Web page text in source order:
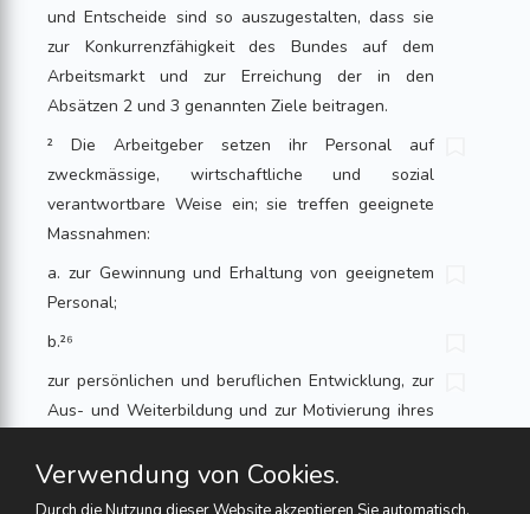
und Entscheide sind so auszugestalten, dass sie
zur Konkurrenzfähigkeit des Bundes auf dem
Arbeitsmarkt und zur Erreichung der in den
Absätzen 2 und 3 genannten Ziele beitragen.
² Die Arbeitgeber setzen ihr Personal auf
zweckmässige, wirtschaftliche und sozial
verantwortbare Weise ein; sie treffen geeignete
Massnahmen:
a. zur Gewinnung und Erhaltung von geeignetem
Personal;
b.²⁶
zur persönlichen und beruflichen Entwicklung, zur
Aus- und Weiterbildung und zur Motivierung ihres
Einsetzbarkeit;
c. zur Kaderförderung und
Verwendung von Cookies.